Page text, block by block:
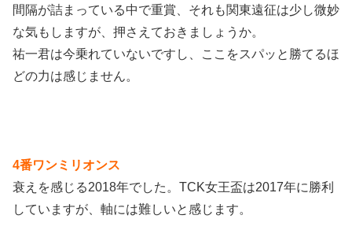
間隔が詰まっている中で重賞、それも関東遠征は少し微妙
な気もしますが、押さえておきましょうか。
祐一君は今乗れていないですし、ここをスパッと勝てるほ
どの力は感じません。
4番ワンミリオンス
衰えを感じる2018年でした。TCK女王盃は2017年に勝利
していますが、軸には難しいと感じます。